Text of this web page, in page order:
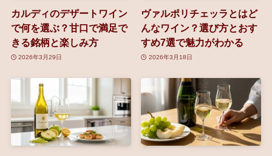
カルディのデザートワイン
で何を選ぶ？甘口で満足で
きる銘柄と楽しみ方
2026年3月29日
ヴァルポリチェッラとはど
んなワイン？選び方とおす
すめ7選で魅力がわかる
2026年3月18日